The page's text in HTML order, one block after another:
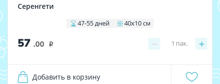
Серенгети
47-55 дней 40х10 см
57 .00 i − +
1 пак.
Добавить в корзину